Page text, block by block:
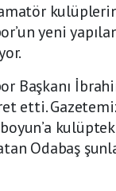
yeni
Başkanı
etti.
Odabaş